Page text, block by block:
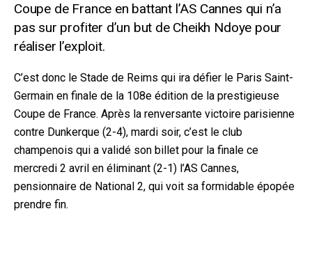
Coupe de France en battant l’AS Cannes qui n’a
pas sur profiter d’un but de Cheikh Ndoye pour
réaliser l’exploit.
C’est donc le Stade de Reims qui ira défier le Paris Saint-
Germain en finale de la 108e édition de la prestigieuse
Coupe de France. Après la renversante victoire parisienne
contre Dunkerque (2-4), mardi soir, c’est le club
champenois qui a validé son billet pour la finale ce
mercredi 2 avril en éliminant (2-1) l’AS Cannes,
pensionnaire de National 2, qui voit sa formidable épopée
prendre fin.